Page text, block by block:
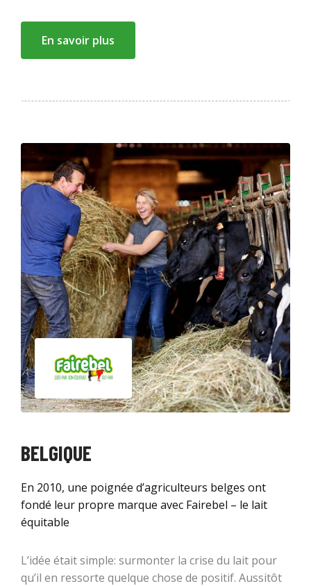
En savoir plus
BELGIQUE
En 2010, une poignée d’agriculteurs belges ont
fondé leur propre marque avec Fairebel – le lait
équitable
L’idée était simple: surmonter la crise du lait pour
qu’il en ressorte quelque chose de positif. Aussitôt